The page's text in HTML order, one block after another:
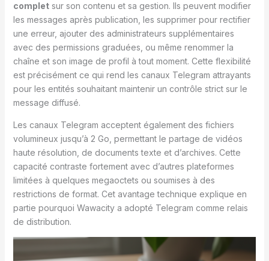
completsur son contenu et sa gestion. Ils peuvent modifier
les messages après publication, les supprimer pour rectifier
une erreur, ajouter des administrateurs supplémentaires
avec des permissions graduées, ou même renommer la
chaîne et son image de profil à tout moment. Cette flexibilité
est précisément ce qui rend les canaux Telegram attrayants
pour les entités souhaitant maintenir un contrôle strict sur le
message diffusé.
Les canaux Telegram acceptent également des fichiers
volumineux jusqu’à 2 Go, permettant le partage de vidéos
haute résolution, de documents texte et d’archives. Cette
capacité contraste fortement avec d’autres plateformes
limitées à quelques megaoctets ou soumises à des
restrictions de format. Cet avantage technique explique en
partie pourquoi Wawacity a adopté Telegram comme relais
de distribution.